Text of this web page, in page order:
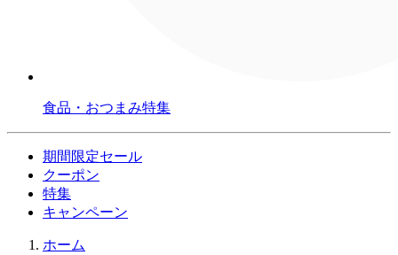
食品・おつまみ特集
期間限定セール
クーポン
特集
キャンペーン
ホーム